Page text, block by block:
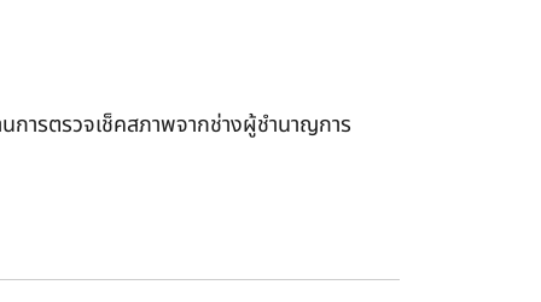
การตรวจเช็คสภาพจากช่างผู้ชำนาญการ